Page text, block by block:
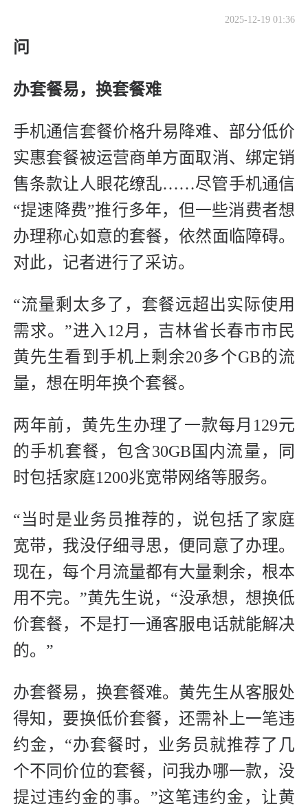
2025-12-19 01:36
问
办套餐易，换套餐难
手机通信套餐价格升易降难、部分低价
实惠套餐被运营商单方面取消、绑定销
售条款让人眼花缭乱……尽管手机通信
“提速降费”推行多年，但一些消费者想
办理称心如意的套餐，依然面临障碍。
对此，记者进行了采访。
“流量剩太多了，套餐远超出实际使用
需求。”进入12月，吉林省长春市市民
黄先生看到手机上剩余20多个GB的流
量，想在明年换个套餐。
两年前，黄先生办理了一款每月129元
的手机套餐，包含30GB国内流量，同
时包括家庭1200兆宽带网络等服务。
“当时是业务员推荐的，说包括了家庭
宽带，我没仔细寻思，便同意了办理。
现在，每个月流量都有大量剩余，根本
用不完。”黄先生说，“没承想，想换低
价套餐，不是打一通客服电话就能解决
的。”
办套餐易，换套餐难。黄先生从客服处
得知，要换低价套餐，还需补上一笔违
约金，“办套餐时，业务员就推荐了几
个不同价位的套餐，问我办哪一款，没
提过违约金的事。”这笔违约金，让黄